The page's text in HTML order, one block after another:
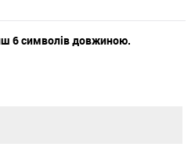
6 символів довжиною.